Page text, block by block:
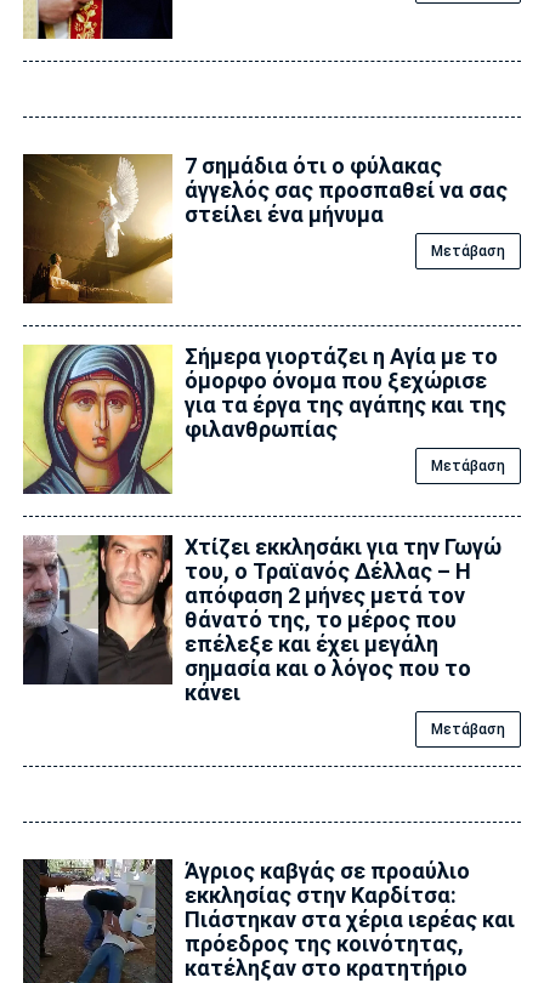
7 σημάδια ότι ο φύλακας
άγγελός σας προσπαθεί να σας
στείλει ένα μήνυμα
Μετάβαση
Σήμερα γιορτάζει η Αγία με το
όμορφο όνομα που ξεχώρισε
για τα έργα της αγάπης και της
φιλανθρωπίας
Μετάβαση
Xτίζει εκκλησάκι για την Γωγώ
του, ο Τραϊανός Δέλλας – Η
απόφαση 2 μήνες μετά τον
θάνατό της, το μέρος που
επέλεξε και έχει μεγάλη
σημασία και ο λόγος που το
κάνει
Μετάβαση
Άγριος καβγάς σε προαύλιο
εκκλησίας στην Καρδίτσα:
Πιάστηκαν στα χέρια ιερέας και
πρόεδρος της κοινότητας,
κατέληξαν στο κρατητήριο